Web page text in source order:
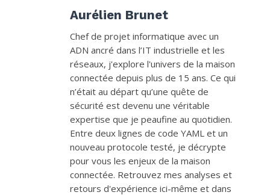
Aurélien Brunet
Chef de projet informatique avec un
ADN ancré dans l’IT industrielle et les
réseaux, j'explore l'univers de la maison
connectée depuis plus de 15 ans. Ce qui
n’était au départ qu’une quête de
sécurité est devenu une véritable
expertise que je peaufine au quotidien.
Entre deux lignes de code YAML et un
nouveau protocole testé, je décrypte
pour vous les enjeux de la maison
connectée. Retrouvez mes analyses et
retours d'expérience ici-même et dans